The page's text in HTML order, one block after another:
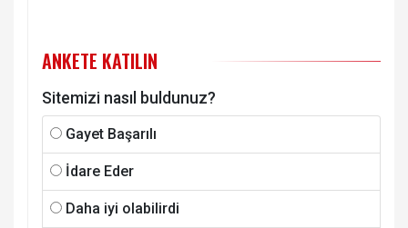
ANKETE KATILIN
Sitemizi nasıl buldunuz?
Gayet Başarılı
İdare Eder
Daha iyi olabilirdi